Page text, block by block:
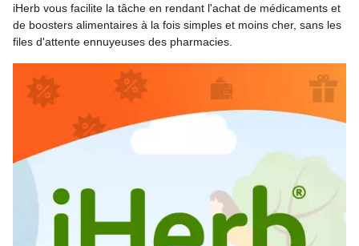
iHerb vous facilite la tâche en rendant l'achat de médicaments et
de boosters alimentaires à la fois simples et moins cher, sans les
files d'attente ennuyeuses des pharmacies.